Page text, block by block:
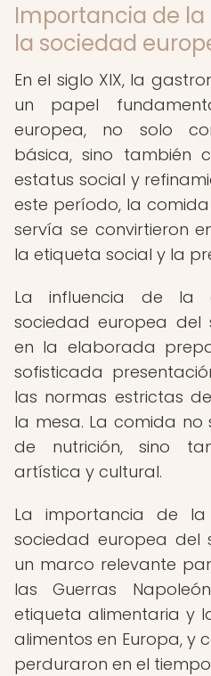
Importancia de
la sociedad
En el siglo XIX, la
un papel
europea, no solo
básica, sino también
estatus social y
este período, la
servía se convirtieron
la etiqueta social y la
La influencia de la
sociedad europea del
en la elaborada
sofisticada
las normas estrictas
la mesa. La comida no
de nutrición, sino
artística y cultural.
La importancia de
sociedad europea del
un marco relevante
las Guerras
etiqueta alimentaria y
alimentos en Europa, y
perduraron en el